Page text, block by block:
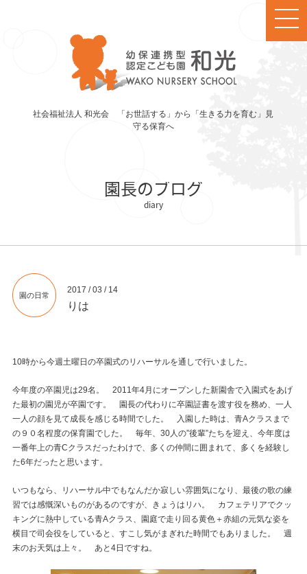
社会福祉法人 和光会 「お世話する」から「生きる力を育む」見
守る保育へ
園長のブログ
園の日常
2017 / 03 / 14
りは
10時から今週土曜日の卒園式のリハーサルを通しで行いました。
今年度の卒園児は29名。 2011年4月にオープンした新園舎で入園式をあげ
た最初の園児が卒園です。 園長の代わりに卒園証書を渡す役を務め、一人
一人の顔を見て成長を感じる時間でした。 入園した時は、青Aクラスまで
の９０名程度の保育園でした。 毎年、30人の”後輩”たちを迎え、今年度は
一番年上の青Cクラスだったわけで、多くの仲間に囲まれて、多くを経験し
た6年だったと思います。
いつもなら、リハーサル中でもなんだか寂しい雰囲気になり、最後の歌の練
習では感慨深いものがあるのですが、きょうはリハ。 カフェテリアでクッ
キングに熱中している青Aクラス、園庭で走り回る黄色＋赤組の元気な姿を
横目で司会役をしていると、すこし気がまぎれた時間でもありました。 週
末のお天気は上々。 あと4日ですね。